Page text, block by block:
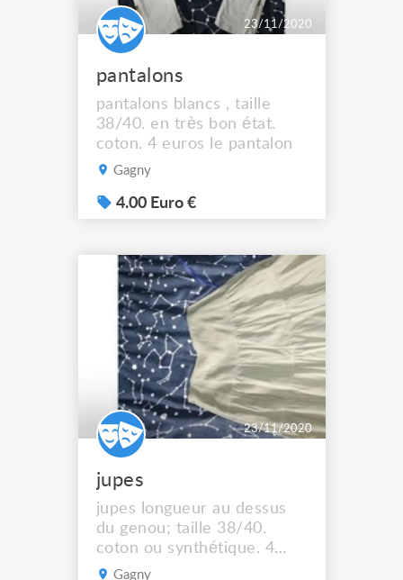
23/11/2020
pantalons
pantalons blancs , taille
38/40. en très bon état.
coton. 4 euros le pantalon
Gagny
4.00 Euro €
23/11/2020
jupes
jupes longueur au dessus
du genou; taille 38/40.
coton ou synthétique. 4
euros la jupe
Gagny